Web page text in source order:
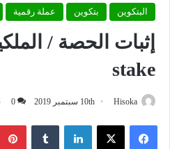
البتكوين بتكوين عملة رقمية
stake
Hisoka 10th سبتمبر 2019 0
فيسبوك ‫X لينكدإن